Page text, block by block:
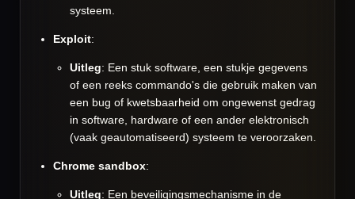
systeem.
Exploit:
Uitleg: Een stuk software, een stukje gegevens
of een reeks commando's die gebruik maken van
een bug of kwetsbaarheid om ongewenst gedrag
in software, hardware of een ander elektronisch
(vaak geautomatiseerd) systeem te veroorzaken.
Chrome sandbox:
Uitleg: Een beveiligingsmechanisme in de